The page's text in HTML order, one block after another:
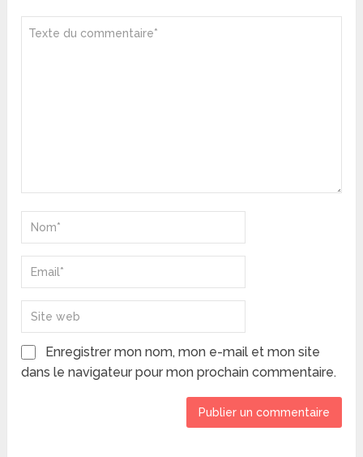
Enregistrer mon nom, mon e-mail et mon site
dans le navigateur pour mon prochain commentaire.